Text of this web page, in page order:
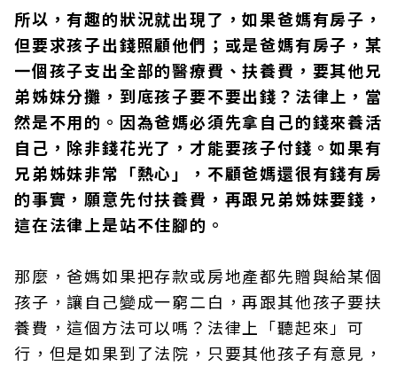
所以，有趣的狀況就出現了，如果爸媽有房子，
但要求孩子出錢照顧他們；或是爸媽有房子，某
一個孩子支出全部的醫療費、扶養費，要其他兄
弟姊妹分攤，到底孩子要不要出錢？法律上，當
然是不用的。因為爸媽必須先拿自己的錢來養活
自己，除非錢花光了，才能要孩子付錢。如果有
兄弟姊妹非常「熱心」，不顧爸媽還很有錢有房
的事實，願意先付扶養費，再跟兄弟姊妹要錢，
這在法律上是站不住腳的。
那麼，爸媽如果把存款或房地產都先贈與給某個
孩子，讓自己變成一窮二白，再跟其他孩子要扶
養費，這個方法可以嗎？法律上「聽起來」可
行，但是如果到了法院，只要其他孩子有意見，